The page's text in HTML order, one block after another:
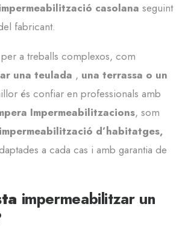
casolana seguint
fabricant.
a treballs complexos, com
una teulada , una terrassa o un
és confiar en professionals amb
Impermeabilitzacions, som
impermeabilització d’habitatges,
a cada cas i amb garantia de
impermeabilitzar un